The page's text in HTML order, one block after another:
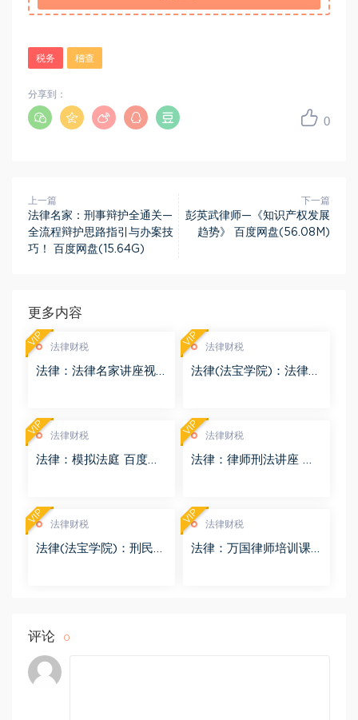
税务 稽查
0
分享到：
上一篇
法律名家：刑事辩护全通关—
全流程辩护思路指引与办案技
巧！ 百度网盘(15.64G)
下一篇
彭英武律师—《知识产权发展
趋势》 百度网盘(56.08M)
更多内容
法律财税
法律：法律名家讲座视
VIP 法律财税
法律(法宝学院)：法律信
VIP
法律财税
法律：模拟法庭 百度网
VIP 法律财税
法律：律师刑法讲座 百
VIP
法律财税
法律(法宝学院)：刑民交
VIP 法律财税
法律：万国律师培训课
VIP
评论 0